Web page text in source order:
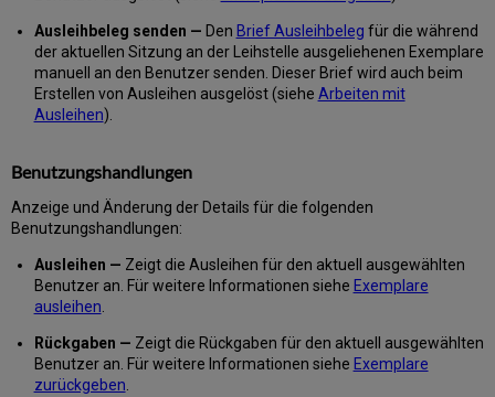
Ein
Exemplar
als
Verloren
Exemplar
Gefunden
angeben
Angabe,
dass
angeblich
zurückgegeben
Ausleihbeleg senden — Den Brief Ausleihbeleg für die während
der aktuellen Sitzung an der Leihstelle ausgeliehenen Exemplare
manuell an den Benutzer senden. Dieser Brief wird auch beim
Erstellen von Ausleihen ausgelöst (siehe Arbeiten mit
Ausleihen).
Benutzungshandlungen
Anzeige und Änderung der Details für die folgenden
Benutzungshandlungen:
Ausleihen — Zeigt die Ausleihen für den aktuell ausgewählten
Benutzer an. Für weitere Informationen siehe Exemplare
ausleihen
Rückgaben — Zeigt die Rückgaben für den aktuell ausgewählten
Benutzer an. Für weitere Informationen siehe Exemplare
zurückgeben